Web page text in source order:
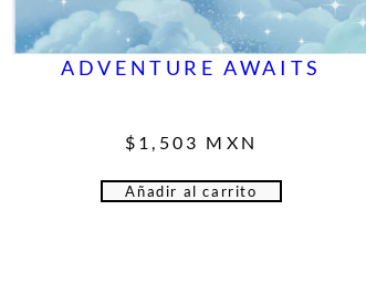
ADVENTURE AWAITS
$ 1,503 MXN
Añadir al carrito